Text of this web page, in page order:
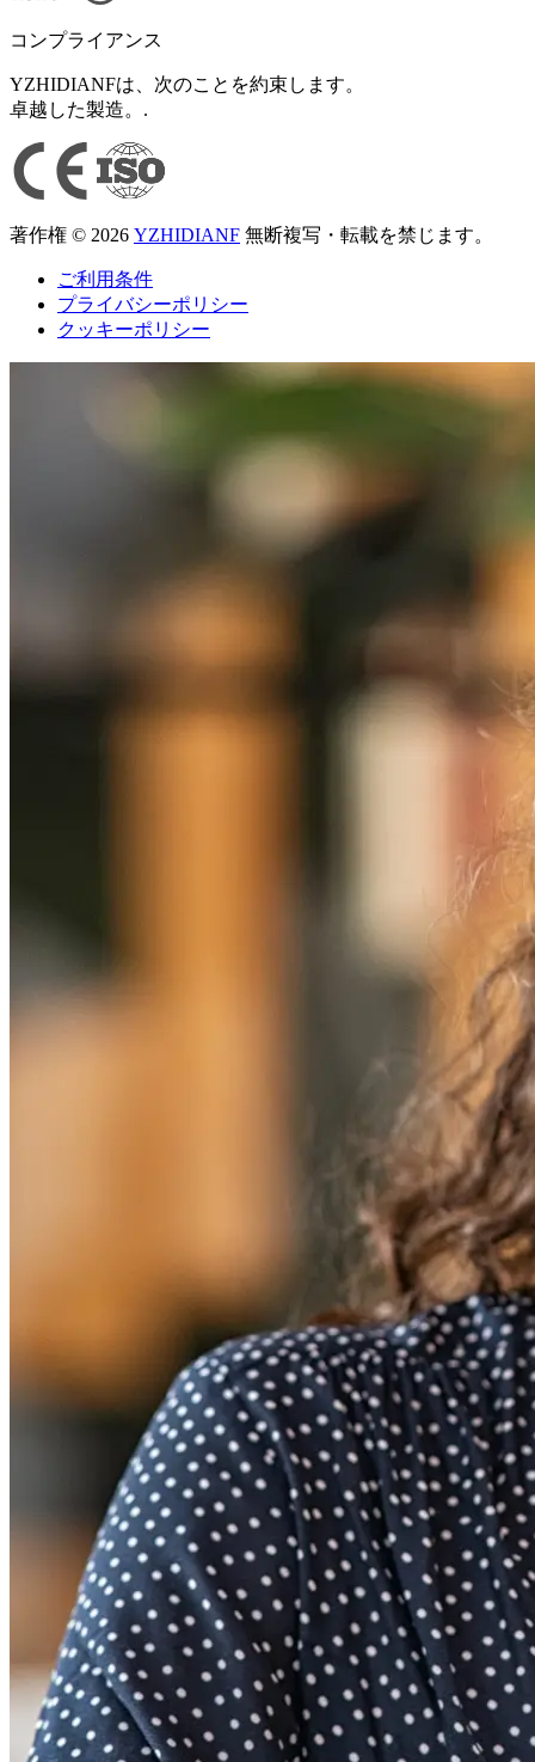
コンプライアンス
YZHIDIANFは、次のことを約束します。
卓越した製造。.
著作権 © 2026 YZHIDIANF 無断複写・転載を禁じます。
ご利用条件
プライバシーポリシー
クッキーポリシー